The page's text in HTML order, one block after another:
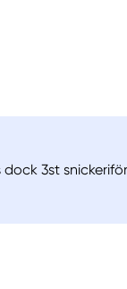
3st